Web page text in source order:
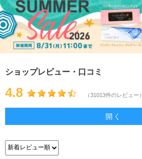
ショップレビュー・口コミ
4.8 （31013件のレビュー）
開く